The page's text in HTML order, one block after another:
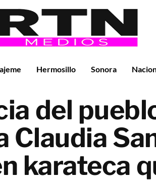
Hermosillo Sonora
del
Claudia
karateca